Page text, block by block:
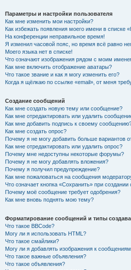
Параметры и настройки пользователя
Как мне изменить мои настройки?
Как избежать появления моего имени в списке
На конференции неправильное время!
Я изменил часовой пояс, но время всё равно
Моего языка нет в списке!
Что означают изображения рядом с моим
Как мне включить отображение аватары?
Что такое звание и как я могу изменить его?
Когда я щёлкаю по ссылке «email», от меня
Создание сообщений
Как мне создать новую тему или сообщение?
Как мне отредактировать или удалить
Как мне добавить подпись к своему
Как мне создать опрос?
Почему я не могу добавить больше вариантов
Как мне отредактировать или удалить опрос?
Почему мне недоступны некоторые форумы?
Почему я не могу добавлять вложения?
Почему я получил предупреждение?
Как мне пожаловаться на сообщения
Что означает кнопка «Сохранить» при
Почему моё сообщение требует одобрения?
Как мне вновь поднять мою тему?
Форматирование сообщений и типы
Что такое BBCode?
Могу ли я использовать HTML?
Что такое смайлики?
Могу ли я добавлять изображения к
Что такое важные объявления?
Что такое объявления?